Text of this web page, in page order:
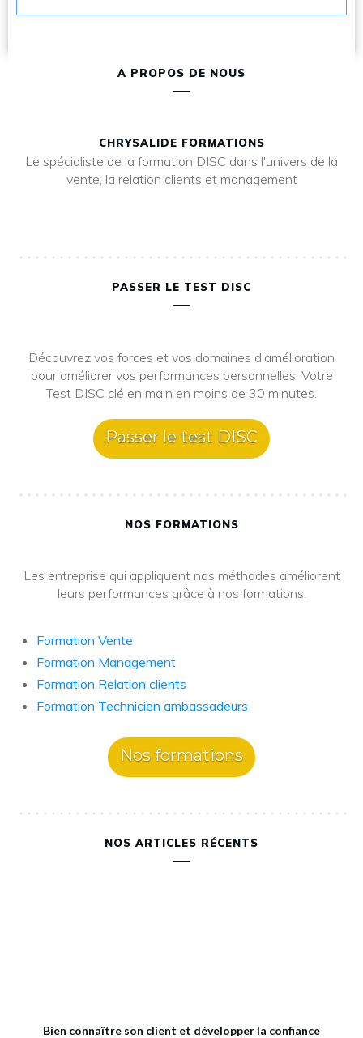
A PROPOS DE NOUS
CHRYSALIDE FORMATIONS
Le spécialiste de la formation DISC dans l'univers de la
vente, la relation clients et management
PASSER LE TEST DISC
Découvrez vos forces et vos domaines d'amélioration
pour améliorer vos performances personnelles. Votre
Test DISC clé en main en moins de 30 minutes.
Passer le test DISC
NOS FORMATIONS
Les entreprise qui appliquent nos méthodes améliorent
leurs performances grâce à nos formations.
Formation Vente
Formation Management
Formation Relation clients
Formation Technicien ambassadeurs
Nos formations
NOS ARTICLES RÉCENTS
Bien connaître son client et développer la confiance